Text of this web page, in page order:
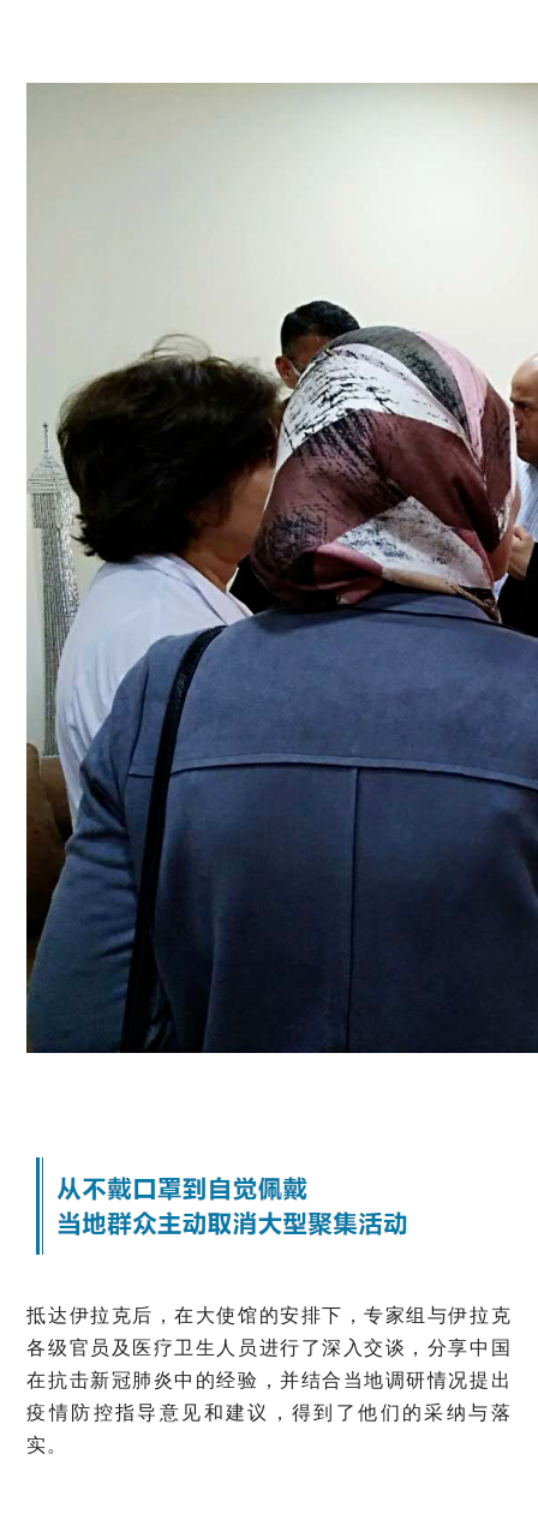
抵达伊拉克后，在大使馆的安排下，专家组与伊拉克
各级官员及医疗卫生人员进行了深入交谈，分享中国
在抗击新冠肺炎中的经验，并结合当地调研情况提出
疫情防控指导意见和建议，得到了他们的采纳与落
实。